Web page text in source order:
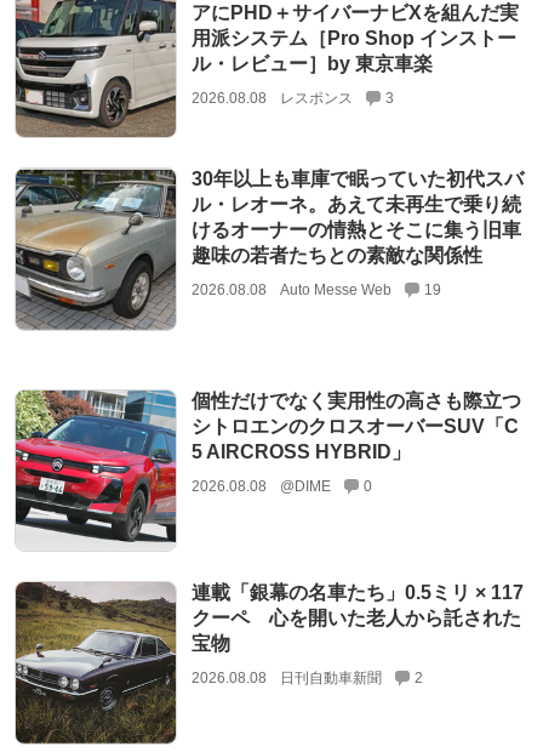
アにPHD＋サイバーナビXを組んだ実
用派システム［Pro Shop インストー
ル・レビュー］by 東京車楽
2026.08.08 レスポンス 3
30年以上も車庫で眠っていた初代スバ
ル・レオーネ。あえて未再生で乗り続
けるオーナーの情熱とそこに集う旧車
趣味の若者たちとの素敵な関係性
2026.08.08 Auto Messe Web 19
個性だけでなく実用性の高さも際立つ
シトロエンのクロスオーバーSUV「C
5 AIRCROSS HYBRID」
2026.08.08 @DIME 0
連載「銀幕の名車たち」0.5ミリ × 117
クーペ 心を開いた老人から託された
宝物
2026.08.08 日刊自動車新聞 2